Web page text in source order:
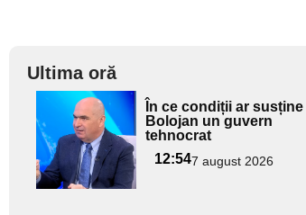
Ultima oră
Adaugă
aici textul
pentru
subtitlu
În ce condiții ar susține
Bolojan un guvern
tehnocrat
12:547 august 2026